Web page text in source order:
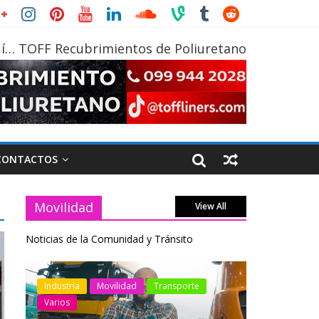
TOFF Recubrimientos de Poliuretano
Movilidad View All
Noticias de la Comunidad y Tránsito
Industria Movilidad
Transporte
Varios